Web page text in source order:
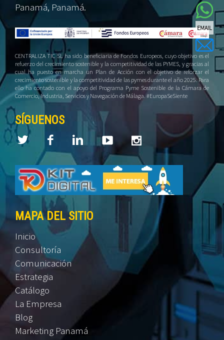
EMAIL
Panamá, Panamá.
CENTRALIZA TIC SL ha sido beneficiaria de Fondos Europeos, cuyo objetivo es el
refuerzo del crecimiento sostenible y la competitividad de las PYMES, y gracias al
cual ha puesto en marcha un Plan de Acción con el objetivo de reforzar el
crecimiento sostenible y la competitividad de las pymes durante el año 2025. Para
ello ha contado con el apoyo del Programa Pyme Sostenible de la Cámara de
Comercio, Industria, Servicios y Navegación de Málaga. #EuropaSeSiente
SÍGUENOS
MAPA DEL SITIO
Inicio
Consultoría
Comunicación
Estrategia
Catálogo
La Empresa
Blog
Marketing Panamá